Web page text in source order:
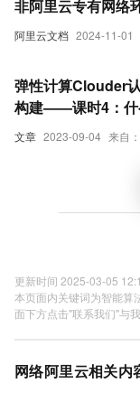
阿里云文档 2024-11-01
非阿里云专有网络
文章 2023-09-04 来自
弹性计算Clouder
构建——课时4：什
更新时间 2025-03-05
本页面内关键词为智能算
面下方点击"联系我们"与我
网络阿里云相关内